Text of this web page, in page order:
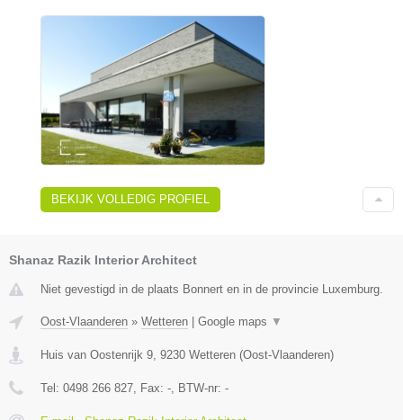
BEKIJK VOLLEDIG PROFIEL
Shanaz Razik Interior Architect
Niet gevestigd in de plaats Bonnert en in de provincie Luxemburg.
Oost-Vlaanderen » Wetteren Google maps ▼
Huis van Oostenrijk 9, 9230 Wetteren (Oost-Vlaanderen)
Tel: 0498 266 827, Fax: -, BTW-nr: -